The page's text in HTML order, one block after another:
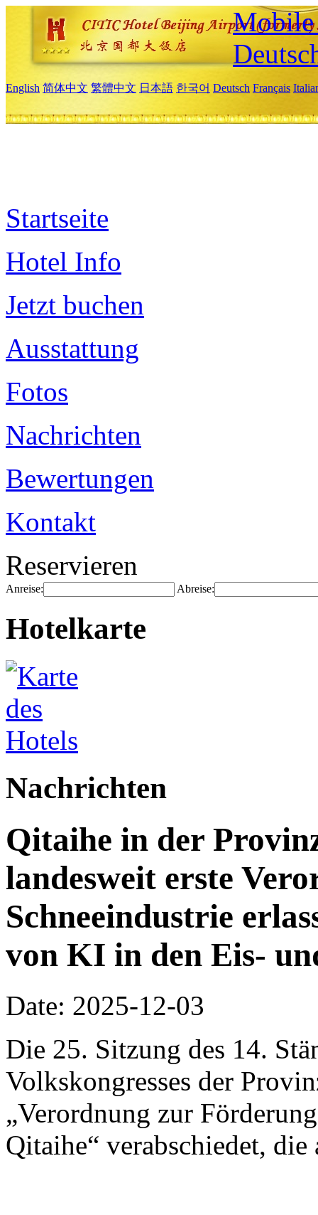
Mobile
English 简体中文 繁體中文 日本語 한국어 Deutsch Français
Startseite
Hotel Info
Jetzt buchen
Ausstattung
Fotos
Nachrichten
Bewertungen
Kontakt
Reservieren
Anreise: Abreise:
Hotelkarte
Nachrichten
Qitaihe in der
landesweit erste
Schneeindustrie
von KI in den Eis-
Date: 2025-12-03
Die 25. Sitzung des 14.
Volkskongresses der
„Verordnung zur
Qitaihe“ verabschiedet,